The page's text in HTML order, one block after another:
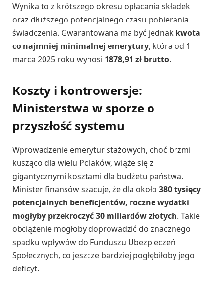
Wynika to z krótszego okresu opłacania składek
oraz dłuższego potencjalnego czasu pobierania
świadczenia. Gwarantowana ma być jednak kwota
co najmniej minimalnej emerytury, która od 1
marca 2025 roku wynosi 1878,91 zł brutto.
Koszty i kontrowersje:
Ministerstwa w sporze o
przyszłość systemu
Wprowadzenie emerytur stażowych, choć brzmi
kusząco dla wielu Polaków, wiąże się z
gigantycznymi kosztami dla budżetu państwa.
Minister finansów szacuje, że dla około 380 tysięcy
potencjalnych beneficjentów, roczne wydatki
mogłyby przekroczyć 30 miliardów złotych. Takie
obciążenie mogłoby doprowadzić do znacznego
spadku wpływów do Funduszu Ubezpieczeń
Społecznych, co jeszcze bardziej pogłębiłoby jego
deficyt.